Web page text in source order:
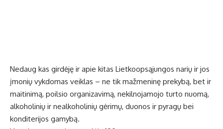
Nedaug kas girdėję ir apie kitas Lietkoopsąjungos narių ir jos
įmonių vykdomas veiklas – ne tik mažmeninę prekybą, bet ir
maitinimą, poilsio organizavimą, nekilnojamojo turto nuomą,
alkoholinių ir nealkoholinių gėrimų, duonos ir pyragų bei
konditerijos gamybą.